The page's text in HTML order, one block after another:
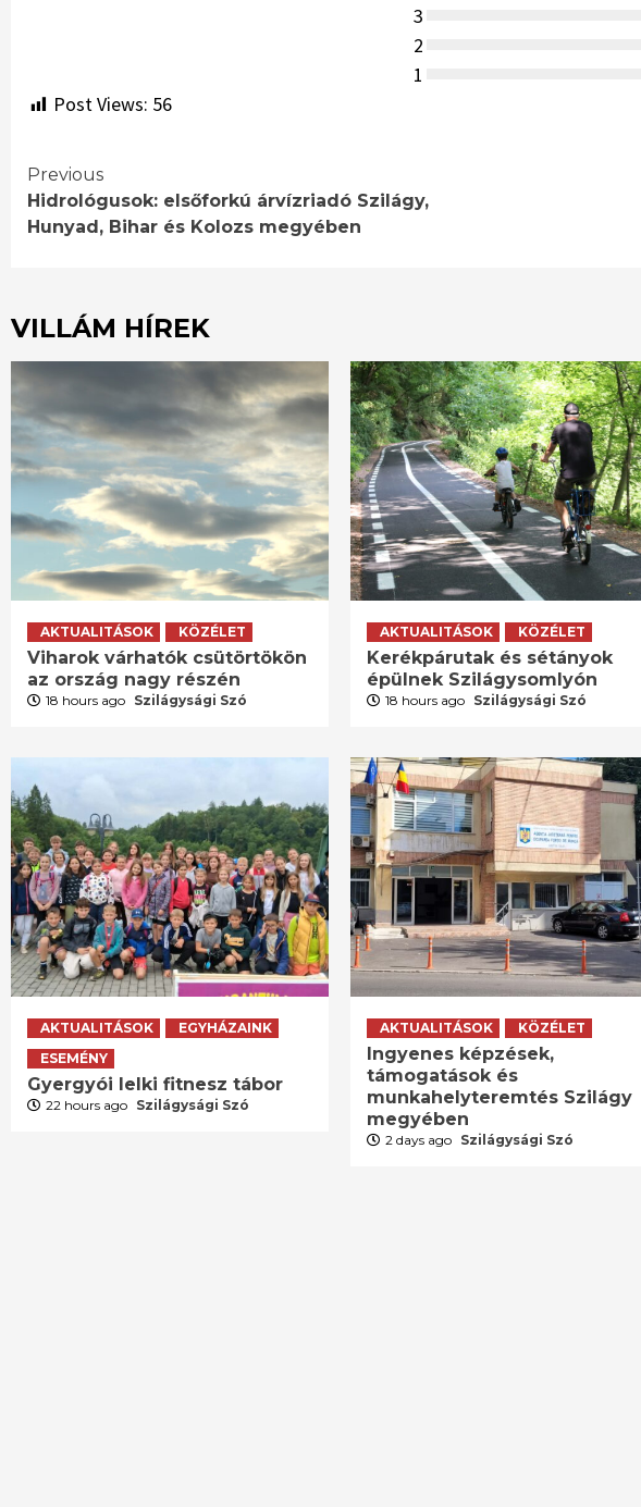
3
2
1
Post Views: 56
Continue
Reading
Previous
Hidrológusok: elsőforkú árvízriadó Szilágy,
Hunyad, Bihar és Kolozs megyében
VILLÁM HÍREK
AKTUALITÁSOK KÖZÉLET
Viharok várhatók csütörtökön
az ország nagy részén
18 hours ago Szilágysági Szó
AKTUALITÁSOK KÖZÉLET
Kerékpárutak és sétányok
épülnek Szilágysomlyón
18 hours ago Szilágysági Szó
AKTUALITÁSOK
EGYHÁZAINK
ESEMÉNY
Gyergyói lelki fitnesz tábor
22 hours ago Szilágysági Szó
AKTUALITÁSOK KÖZÉLET
Ingyenes képzések,
támogatások és
munkahelyteremtés Szilágy
megyében
2 days ago Szilágysági Szó